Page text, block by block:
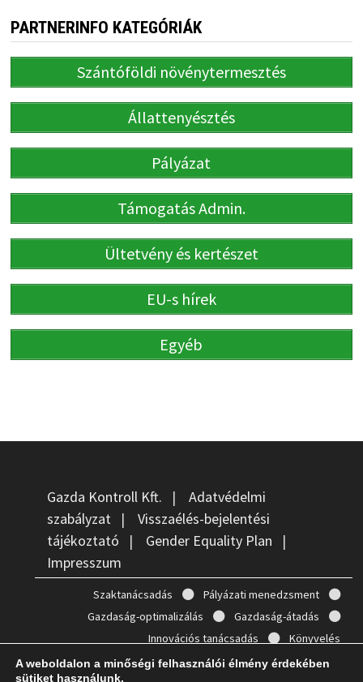
PARTNERINFO KATEGÓRIÁK
Szántóföldi növénytermesztés
Állattenyésztés
Pályázat
Támogatás Admin.
Ültetvény és kertészet
EU-s hírek
Egyéb
Gazda Kontroll Kft. | Adatvédelmi
szabályzat | Visszaélés-bejelentési
tájékoztató | Gender Equality Plan |
Impresszum
Szaktanácsadás
Pályázati menedzsment
Gazdaság-optimalizálás
Gazdaság-átadás
Innovációs tanácsadás
Könyvelés
A weboldalon a minőségi felhasználói élmény érdekében
sütiket használunk.